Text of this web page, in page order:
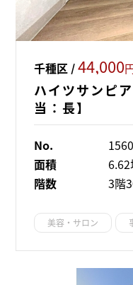
千種区 /44,000
ハイツサン
当：長】
No.
面積
階数
3階
美容・サロン